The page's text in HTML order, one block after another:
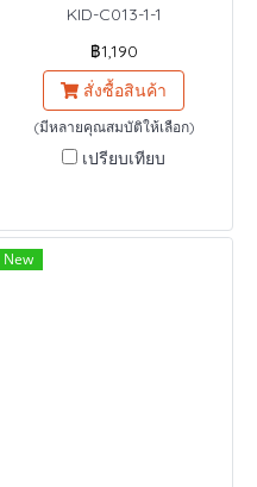
KID-C013-1-1
฿1,190
สั่งซื้อสินค้า
(มีหลายคุณสมบัติให้เลือก)
เปรียบเทียบ
New